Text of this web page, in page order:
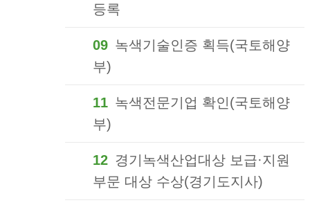
등록
09 녹색기술인증 획득(국토해양
부)
11 녹색전문기업 확인(국토해양
부)
12 경기녹색산업대상 보급·지원
부문 대상 수상(경기도지사)